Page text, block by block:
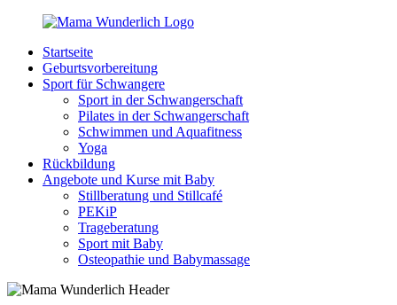
Zurück
Inhalt
MamaWunderlich.de
Mutti
sein
wunderbar!
Startseite
Geburtsvorbereitung
Sport für Schwangere
Sport in der Schwangerschaft
Pilates in der Schwangerschaft
Schwimmen und Aquafitness
Yoga
Rückbildung
Angebote und Kurse mit Baby
Stillberatung und Stillcafé
PEKiP
Trageberatung
Sport mit Baby
Osteopathie und Babymassage